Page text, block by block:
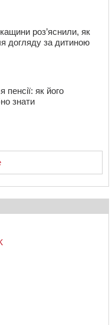
роз’яснили, як
догляду за дитиною
як його
знати